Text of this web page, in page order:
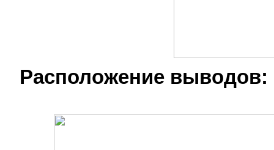
Расположение выводов: